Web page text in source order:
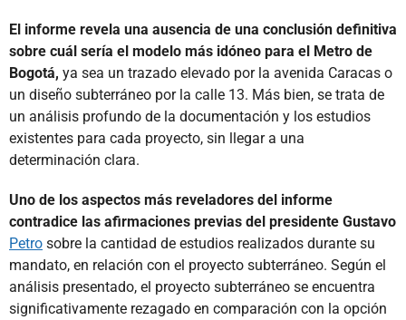
El informe revela una ausencia de una conclusión definitiva
sobre cuál sería el modelo más idóneo para el Metro de
Bogotá, ya sea un trazado elevado por la avenida Caracas o
un diseño subterráneo por la calle 13. Más bien, se trata de
un análisis profundo de la documentación y los estudios
existentes para cada proyecto, sin llegar a una
determinación clara.
Uno de los aspectos más reveladores del informe
contradice las afirmaciones previas del presidente Gustavo
Petro sobre la cantidad de estudios realizados durante su
mandato, en relación con el proyecto subterráneo. Según el
análisis presentado, el proyecto subterráneo se encuentra
significativamente rezagado en comparación con la opción